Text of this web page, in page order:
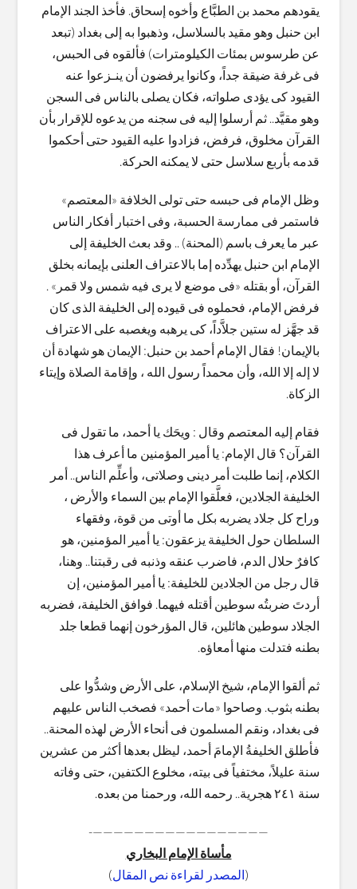
يقودهم محمد بن الطبَّاع وأخوه إسحاق. فأخذ الجند الإمام
ابن حنبل وهو مقيد بالسلاسل، وذهبوا به إلى بغداد (تبعد
عن طرسوس بمئات الكيلومترات) فألقوه فى الحبس،
فى غرفة ضيقة جداً، وكانوا يرفضون أن ينـزعوا عنه
القيود كى يؤدى صلواته، فكان يصلى بالناس فى السجن
وهو مقيَّد.. ثم أرسلوا إليه فى سجنه من يدعوه للإقرار بأن
القرآن مخلوق، فرفض، فزادوا عليه القيود حتى أحكموا
قدمه بأربع سلاسل حتى لا يمكنه الحركة.
وظل الإمام فى حبسه حتى تولى الخلافة «المعتصم»
فاستمر فى ممارسة الحسبة، وفى اختبار أفكار الناس
عبر ما يعرف باسم (المحنة) .. وقد بعث الخليفة إلى
الإمام ابن حنبل يهدِّده إما بالاعتراف العلنى بإيمانه بخلق
القرآن، أو بقتله «فى موضع لا يرى فيه شمس ولا قمر» .
فرفض الإمام، فحملوه فى قيوده إلى الخليفة الذى كان
قد جهَّز له ستين جلاَّداً، كى يرهبه ويغصبه على الاعتراف
بالإيمان! فقال الإمام أحمد بن حنبل: الإيمان هو شهادة أن
لا إله إلا الله، وأن محمداً رسول الله ، وإقامة الصلاة وإيتاء
الزكاة.
فقام إليه المعتصم وقال : ويحَك يا أحمد، ما تقول فى
القرآن؟ قال الإمام: يا أمير المؤمنين ما أعرف هذا
الكلام، إنما طلبت أمر دينى وصلاتى، وأعلِّم الناس.. أمر
الخليفة الجلادين، فعلَّقوا الإمام بين السماء والأرض ،
وراح كل جلاد يضربه بكل ما أوتى من قوة، وفقهاء
السلطان حول الخليفة يزعقون: يا أمير المؤمنين، هو
كافرٌ حلال الدم، فاضرب عنقه وذنبه فى رقبتنا.. وهنا،
قال رجل من الجلادين للخليفة: يا أمير المؤمنين، إن
أردتَ ضربتُه سوطين أقتله فيهما. فوافق الخليفة، فضربه
الجلاد سوطين هائلين، قال المؤرخون إنهما قطعا جلد
بطنه فتدلت منها أمعاؤه.
ثم ألقوا الإمام، شيخ الإسلام، على الأرض وشدُّوا على
بطنه بثوب. وصاحوا «مات أحمد» فصخب الناس عليهم
فى بغداد، ونقم المسلمون فى أنحاء الأرض لهذه المحنة..
فأطلق الخليفةُ الإمامَ أحمد، ليظل بعدها أكثر من عشرين
سنة عليلاً، مختفياً فى بيته، مخلوع الكتفين، حتى وفاته
سنة ٢٤١ هجرية.. رحمه الله، ورحمنا من بعده.
—————————————————-
مأساة الإمام البخاري
(المصدر لقراءة نص المقال)